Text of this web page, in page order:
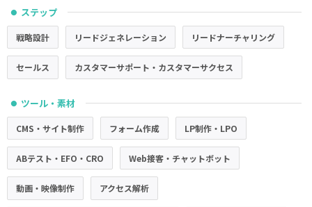
● ステップ
戦略設計 リードジェネレーション リードナーチャリング
セールス カスタマーサポート・カスタマーサクセス
● ツール・素材
CMS・サイト制作 フォーム作成 LP制作・LPO
ABテスト・EFO・CRO Web接客・チャットボット
動画・映像制作 アクセス解析